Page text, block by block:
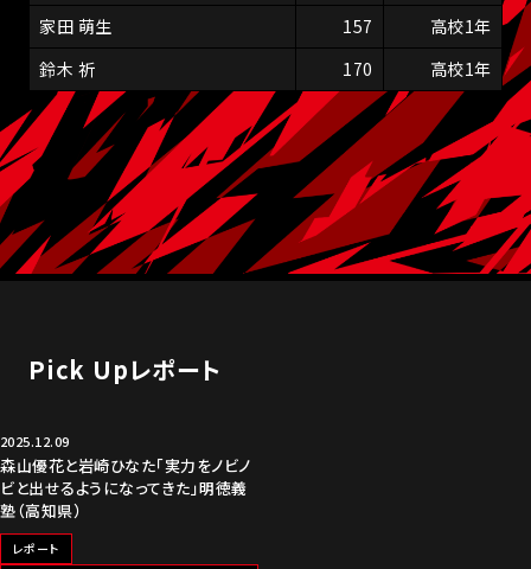
家田 萌生
157
高校1年
鈴木 祈
170 高校1年
Pick Upレポート
2025.12.09
森山優花と岩崎ひなた「実力をノビノ
ビと出せるようになってきた」明徳義
塾（高知県）
レポート